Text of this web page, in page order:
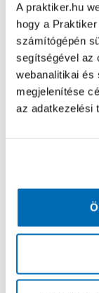
A praktiker.hu
hogy a
számítógépén
segítségével az
webanalitikai és
megjelenítése
az adatkezelési